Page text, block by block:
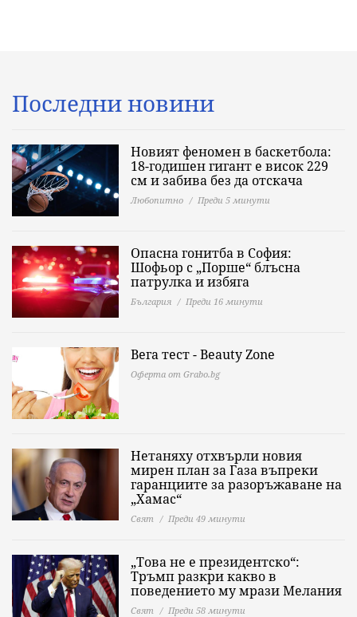
Последни новини
Новият феномен в баскетбола:
18-годишен гигант е висок 229
см и забива без да отскача
Любопитно Преди 5 минути
Опасна гонитба в София:
Шофьор с „Порше“ блъсна
патрулка и избяга
България Преди 16 минути
Вега тест - Beauty Zone
Оферта от Grabo.bg
Нетаняху отхвърли новия
мирен план за Газа въпреки
гаранциите за разоръжаване на
„Хамас“
Свят Преди 49 минути
„Това не е президентско“:
Тръмп разкри какво в
поведението му мрази Мелания
Свят Преди 58 минути